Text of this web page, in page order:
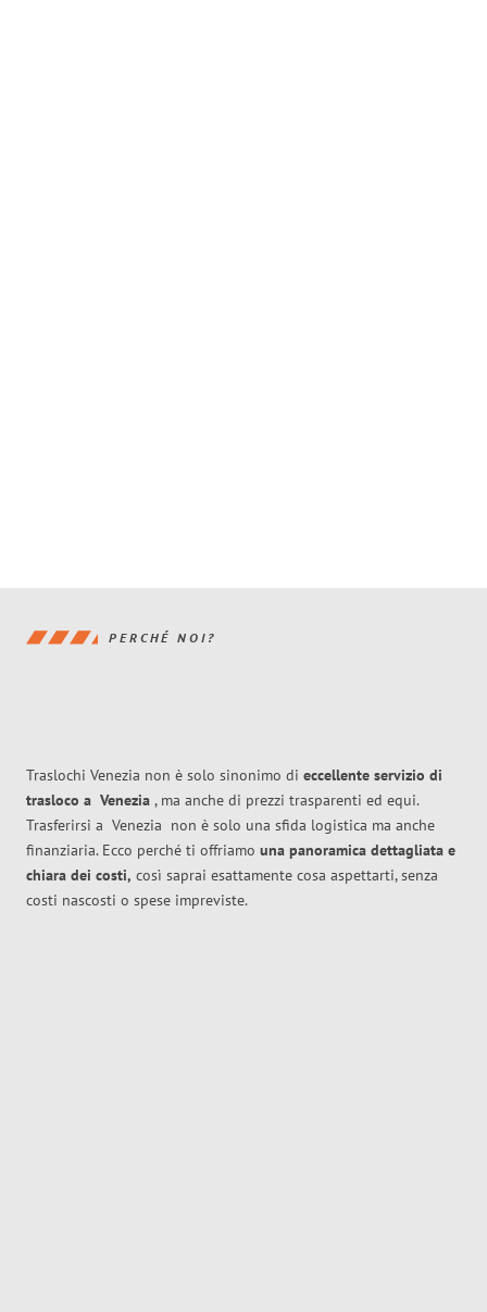
PERCHÉ NOI?
Traslochi Venezia non è solo sinonimo di eccellente servizio di
trasloco a Venezia , ma anche di prezzi trasparenti ed equi.
Trasferirsi a Venezia non è solo una sfida logistica ma anche
finanziaria. Ecco perché ti offriamo una panoramica dettagliata e
chiara dei costi, così saprai esattamente cosa aspettarti, senza
costi nascosti o spese impreviste.